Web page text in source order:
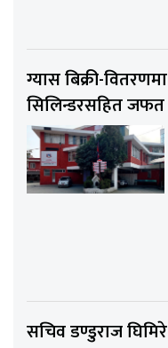
ग्यास बिक्री-
सिलिन्डरसहित
सचिव डण्डुराज